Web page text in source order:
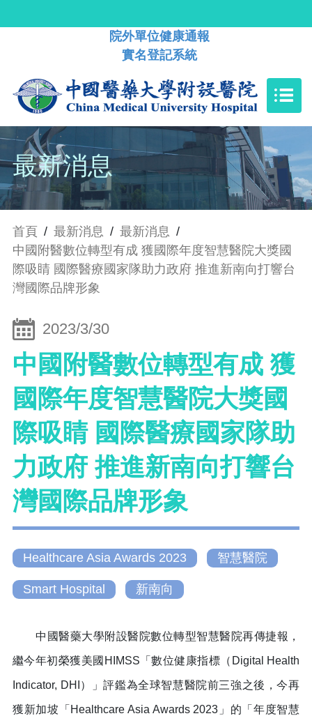
院外單位健康通報
實名登記系統
最新消息
首頁 / 最新消息 / 最新消息 /
中國附醫數位轉型有成 獲國際年度智慧醫院大獎國
際吸睛 國際醫療國家隊助力政府 推進新南向打響台
灣國際品牌形象
2023/3/30
中國附醫數位轉型有成 獲
國際年度智慧醫院大獎國
際吸睛 國際醫療國家隊助
力政府 推進新南向打響台
灣國際品牌形象
Healthcare Asia Awards 2023 智慧醫院
Smart Hospital 新南向
中國醫藥大學附設醫院數位轉型智慧醫院再傳捷報，
繼今年初榮獲美國HIMSS「數位健康指標（Digital Health
Indicator, DHI）」評鑑為全球智慧醫院前三強之後，今再
獲新加坡「Healthcare Asia Awards 2023」的「年度智慧